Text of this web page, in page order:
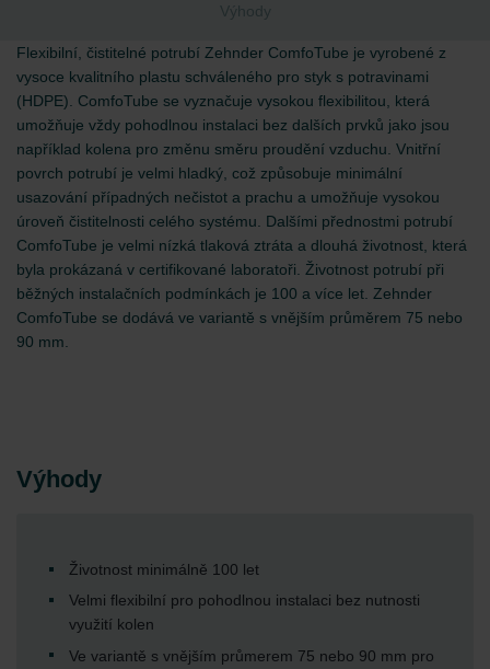
Výhody
Flexibilní, čistitelné potrubí Zehnder ComfoTube je vyrobené z
vysoce kvalitního plastu schváleného pro styk s potravinami
(HDPE). ComfoTube se vyznačuje vysokou flexibilitou, která
umožňuje vždy pohodlnou instalaci bez dalších prvků jako jsou
například kolena pro změnu směru proudění vzduchu. Vnitřní
povrch potrubí je velmi hladký, což způsobuje minimální
usazování případných nečistot a prachu a umožňuje vysokou
úroveň čistitelnosti celého systému. Dalšími přednostmi potrubí
ComfoTube je velmi nízká tlaková ztráta a dlouhá životnost, která
byla prokázaná v certifikované laboratoři. Životnost potrubí při
běžných instalačních podmínkách je 100 a více let. Zehnder
ComfoTube se dodává ve variantě s vnějším průměrem 75 nebo
90 mm.
Výhody
Životnost minimálně 100 let
Velmi flexibilní pro pohodlnou instalaci bez nutnosti
využití kolen
Ve variantě s vnějším průmerem 75 nebo 90 mm pro